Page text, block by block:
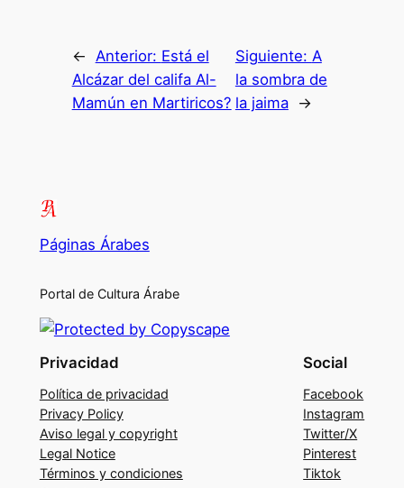
← Anterior: Está el
Alcázar del califa Al-
Mamún en Martiricos?
Siguiente: A
la sombra de
la jaima
→
Páginas Árabes
Portal de Cultura Árabe
Privacidad
Política de privacidad
Privacy Policy
Aviso legal y copyright
Legal Notice
Términos y condiciones
Social
Facebook
Instagram
Twitter/X
Pinterest
Tiktok